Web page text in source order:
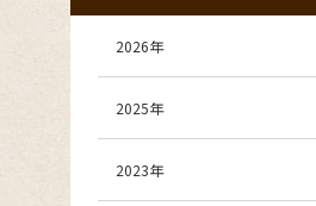
2026年
2025年
2023年